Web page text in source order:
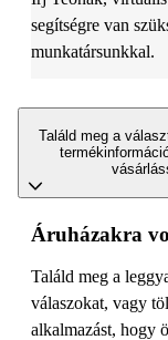
segítségre van
munkatársunkkal.
Találd meg a
Áruházakra
Találd meg a
válaszokat, vagy
alkalmazást, hogy